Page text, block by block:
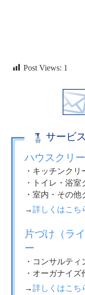
Post Views: 1
サービ
ハウスクリ
・キッチンクリ
・トイレ・浴
・室内・その
→詳しくはこち
片づけ（ラ
ー
・コンサルティ
・オーガナイズ
→詳しくはこち